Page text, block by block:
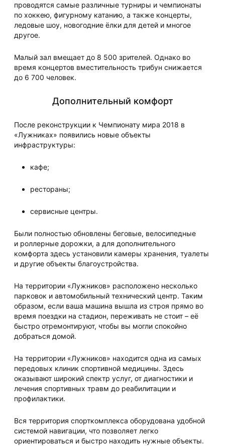
проводятся самые различные турниры и чемпионаты
по хоккею, фигурному катанию, а также концерты,
ледовые шоу, новогодние ёлки для детей и многое
другое.
Малый зал вмещает до 8 500 зрителей. Однако во
время концертов вместительность трибун снижается
до 6 700 человек.
Дополнительный комфорт
После реконструкции к Чемпионату мира 2018 в
«Лужниках» появились новые объекты
инфраструктуры:
кафе;
рестораны;
сервисные центры.
Были полностью обновлены беговые, велосипедные
и роллерные дорожки, а для дополнительного
комфорта здесь установили камеры хранения, туалеты
и другие объекты благоустройства.
На территории «Лужников» расположено несколько
парковок и автомобильный технический центр. Таким
образом, если ваша машина вышла из строя прямо во
время поездки на стадион, переживать не стоит – её
быстро отремонтируют, чтобы вы могли спокойно
добраться домой.
На территории «Лужников» находится одна из самых
передовых клиник спортивной медицины. Здесь
оказывают широкий спектр услуг, от диагностики и
лечения спортивных травм до реабилитации и
профилактики.
Вся территория спорткомплекса оборудована удобной
системой навигации, что позволяет легко
ориентироваться и быстро находить нужные объекты.